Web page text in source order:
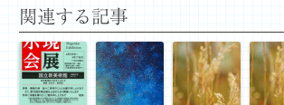
関連する記事